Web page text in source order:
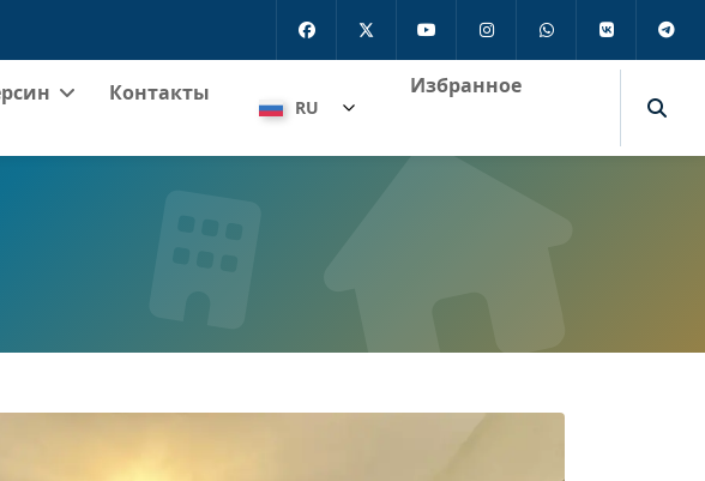
Контакты
RU
Избранное